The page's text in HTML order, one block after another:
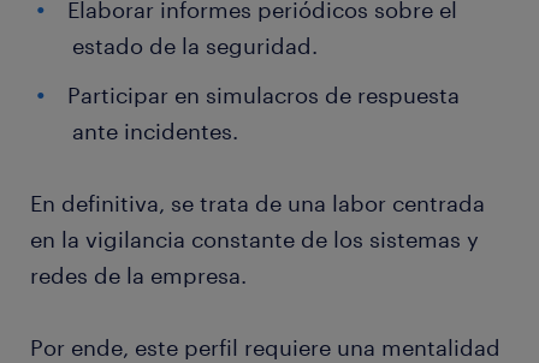
Elaborar informes periódicos sobre el
estado de la seguridad.
Participar en simulacros de respuesta
ante incidentes.
En definitiva, se trata de una labor centrada
en la vigilancia constante de los sistemas y
redes de la empresa.
Por ende, este perfil requiere una mentalidad